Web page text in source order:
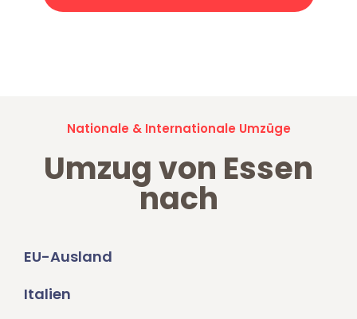
Nationale & Internationale Umzüge
Umzug von Essen
nach
EU-Ausland
Italien